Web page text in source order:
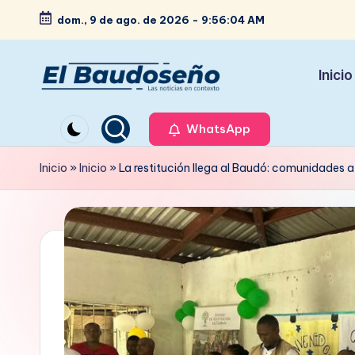
Saltar
contenido
dom., 9 de ago. de 2026 - 9:56:06 AM
e
ri
d
noticias
en
contexto
Inicio
WhatsApp
Inicio »Inicio »La restitución llega al Baudó: comunidades